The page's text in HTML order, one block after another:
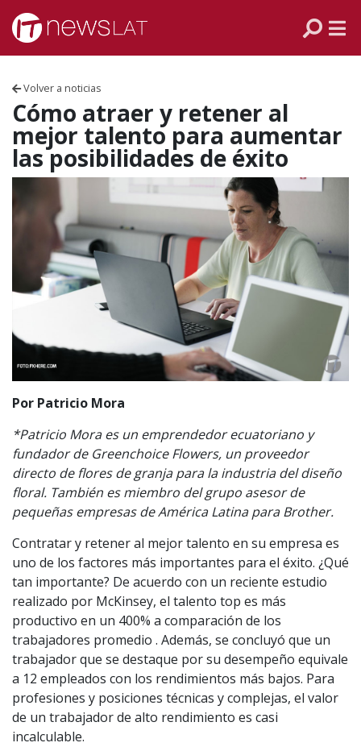
Skip to content
Volver a noticias
Cómo atraer y retener al
mejor talento para aumentar
las posibilidades de éxito
Por Patricio Mora
*Patricio Mora es un emprendedor ecuatoriano y
fundador de Greenchoice Flowers, un proveedor
directo de flores de granja para la industria del diseño
floral. También es miembro del grupo asesor de
pequeñas empresas de América Latina para Brother.
Contratar y retener al mejor talento en su empresa es
uno de los factores más importantes para el éxito. ¿Qué
tan importante? De acuerdo con un reciente estudio
realizado por McKinsey, el talento top es más
productivo en un 400% a comparación de los
trabajadores promedio . Además, se concluyó que un
trabajador que se destaque por su desempeño equivale
a 12 empleados con los rendimientos más bajos. Para
profesiones y posiciones técnicas y complejas, el valor
de un trabajador de alto rendimiento es casi
incalculable.
VENEZUELA
ECUADOR
CHILE
ARGENTINA
MÉXICO